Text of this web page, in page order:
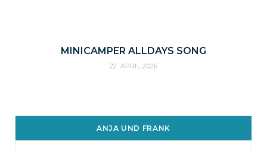
MINICAMPER ALLDAYS SONG
22. APRIL 2026
ANJA UND FRANK